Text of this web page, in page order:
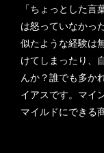
「ちょっとした
は怒っていなかっ
似たような経験は
けてしまったり、
んか？誰でも多か
イアスです。マイ
マイルドにできる